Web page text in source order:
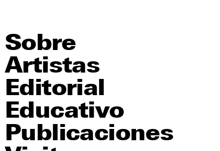
Sobre
Artistas
Editorial
Educativo
Publicaciones